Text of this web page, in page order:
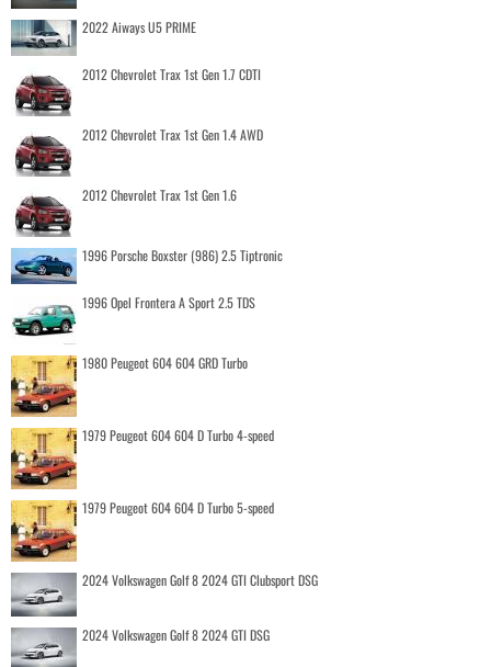
2022 Aiways U5 PRIME
2012 Chevrolet Trax 1st Gen 1.7 CDTI
2012 Chevrolet Trax 1st Gen 1.4 AWD
2012 Chevrolet Trax 1st Gen 1.6
1996 Porsche Boxster (986) 2.5 Tiptronic
1996 Opel Frontera A Sport 2.5 TDS
1980 Peugeot 604 604 GRD Turbo
1979 Peugeot 604 604 D Turbo 4-speed
1979 Peugeot 604 604 D Turbo 5-speed
2024 Volkswagen Golf 8 2024 GTI Clubsport DSG
2024 Volkswagen Golf 8 2024 GTI DSG